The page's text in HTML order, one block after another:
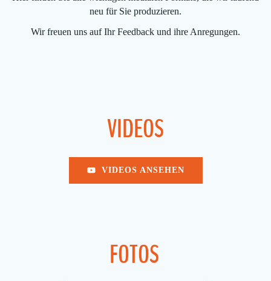
neu für Sie produzieren.
Wir freuen uns auf Ihr Feedback und ihre Anregungen.
VIDEOS
VIDEOS ANSEHEN
FOTOS